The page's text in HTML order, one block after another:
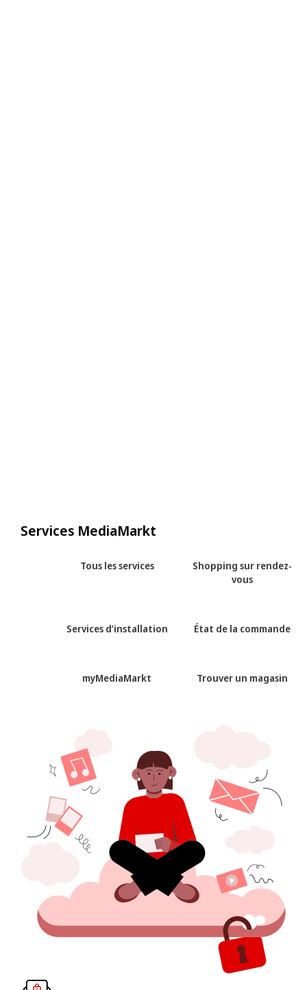
Services MediaMarkt
Tous les services
Shopping sur rendez-
vous
Services d’installation État de la commande
myMediaMarkt Trouver un magasin